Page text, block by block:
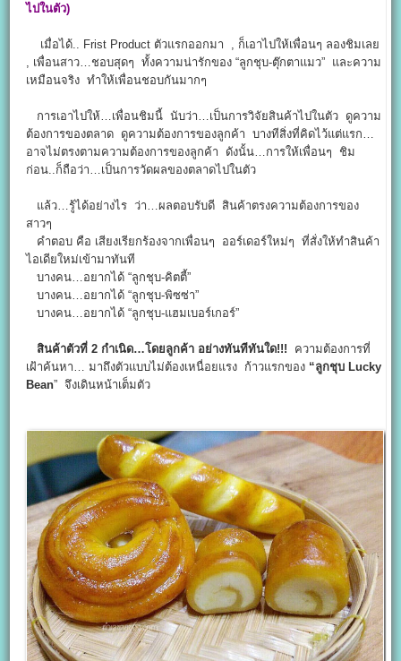
ไปในตัว)
เมื่อได้.. Frist Product ตัวแรกออกมา , ก็เอาไปให้เพื่อนๆ ลองชิมเลย
, เพื่อนสาว…ชอบสุดๆ ทั้งความน่ารักของ “ลูกชุบ-ตุ๊กตาแมว” และความ
เหมือนจริง ทำให้เพื่อนชอบกันมากๆ
การเอาไปให้…เพื่อนชิมนี้ นับว่า…เป็นการวิจัยสินค้าไปในตัว ดูความ
ต้องการของตลาด ดูความต้องการของลูกค้า บางทีสิ่งที่คิดไว้แต่แรก…
อาจไม่ตรงตามความต้องการของลูกค้า ดังนั้น…การให้เพื่อนๆ ชิม
ก่อน..ก็ถือว่า…เป็นการวัดผลของตลาดไปในตัว
แล้ว…รู้ได้อย่างไร ว่า…ผลตอบรับดี สินค้าตรงความต้องการของ
สาวๆ
คำตอบ คือ เสียงเรียกร้องจากเพื่อนๆ ออร์เดอร์ใหม่ๆ ที่สั่งให้ทำสินค้า
ไอเดียใหม่เข้ามาทันที
บางคน…อยากได้ “ลูกชุบ-คิตตี้”
บางคน…อยากได้ “ลูกชุบ-พิซซ่า”
บางคน…อยากได้ “ลูกชุบ-แฮมเบอร์เกอร์”
สินค้าตัวที่ 2 กำเนิด…โดยลูกค้า อย่างทันทีทันใด!!! ความต้องการที่
เฝ้าค้นหา… มาถึงตัวแบบไม่ต้องเหนื่อยแรง ก้าวแรกของ “ลูกชุบLucky
Bean” จึงเดินหน้าเต็มตัว